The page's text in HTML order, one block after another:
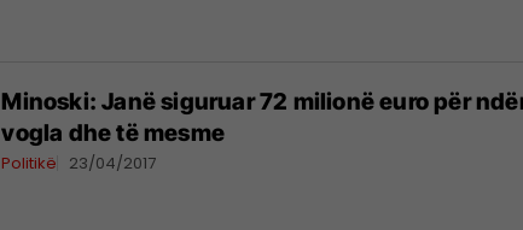
Minoski: Janë siguruar 72 milionë euro për
vogla dhe të mesme
Politikë 23/04/2017